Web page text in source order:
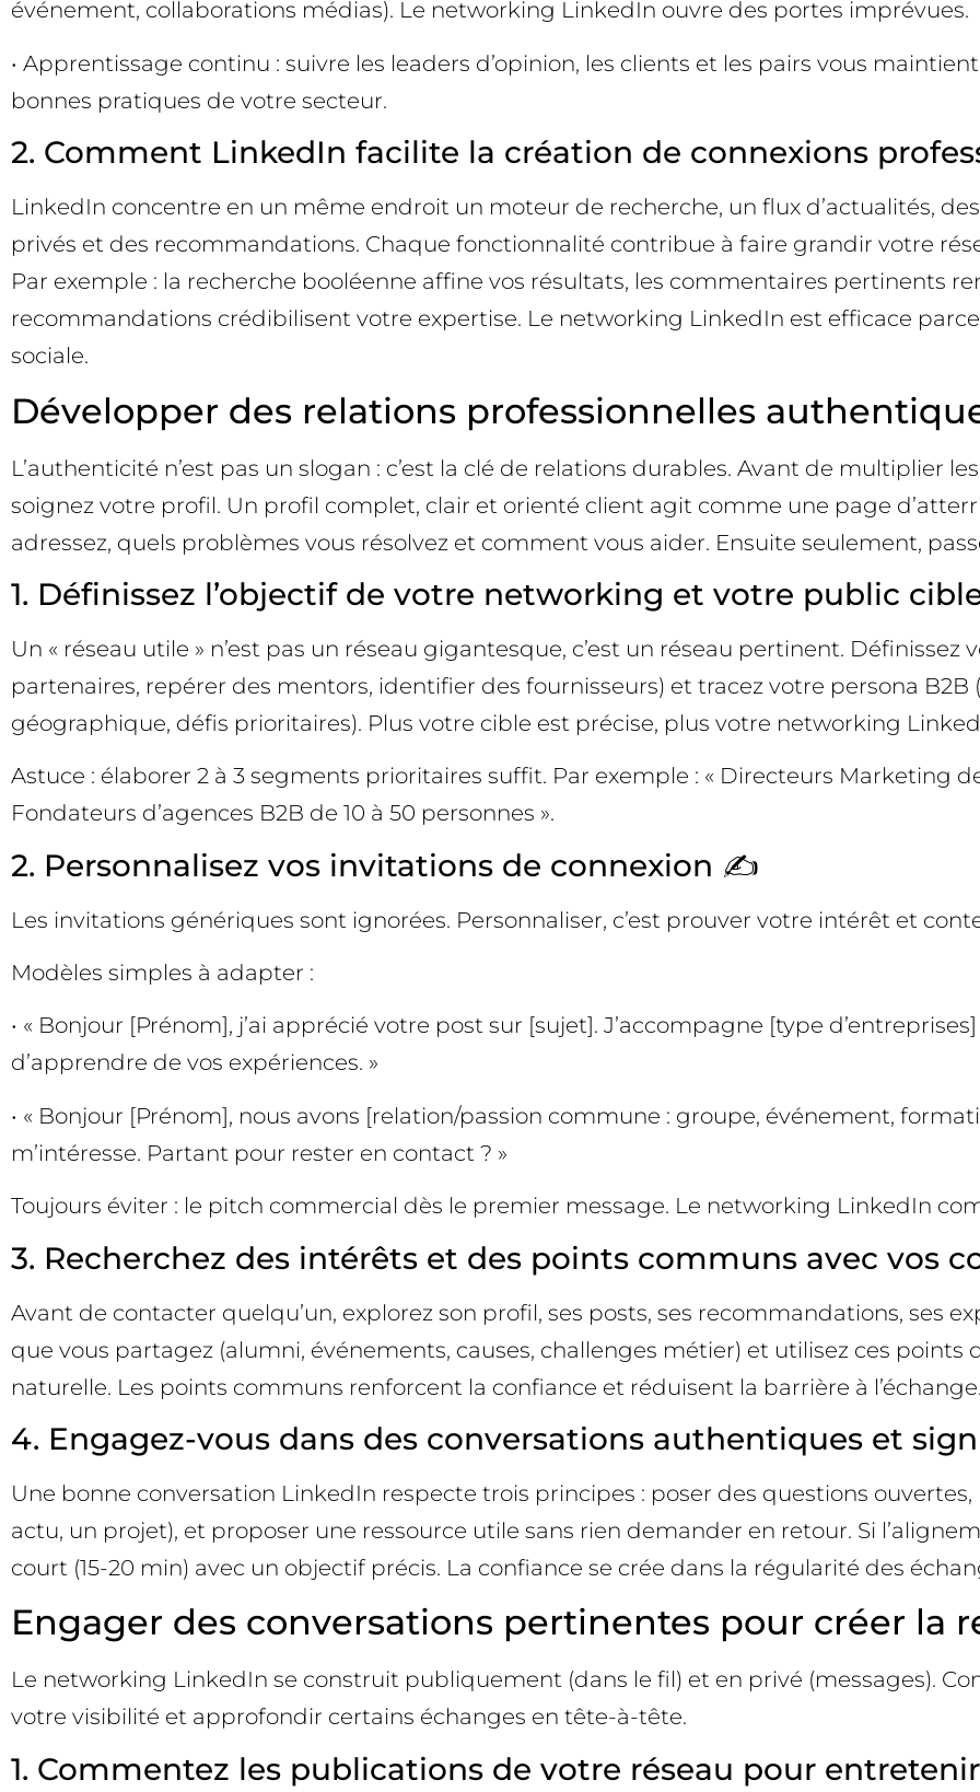
événement, collaborations médias). Le networking LinkedIn ouvre des portes imprévues.
• Apprentissage continu : suivre les leaders d’opinion, les clients et les pairs vous
bonnes pratiques de votre secteur.
2. Comment LinkedIn facilite la création de connexions
LinkedIn concentre en un même endroit un moteur de recherche, un flux d’actualités,
privés et des recommandations. Chaque fonctionnalité contribue à faire grandir votre
Par exemple : la recherche booléenne affine vos résultats, les commentaires pertinents
recommandations crédibilisent votre expertise. Le networking LinkedIn est efficace
sociale.
Développer des relations professionnelles
L’authenticité n’est pas un slogan : c’est la clé de relations durables. Avant de multiplier
soignez votre profil. Un profil complet, clair et orienté client agit comme une page
adressez, quels problèmes vous résolvez et comment vous aider. Ensuite seulement,
1. Définissez l’objectif de votre networking et votre public
Un « réseau utile » n’est pas un réseau gigantesque, c’est un réseau pertinent.
partenaires, repérer des mentors, identifier des fournisseurs) et tracez votre persona B2B
géographique, défis prioritaires). Plus votre cible est précise, plus votre networking
Astuce : élaborer 2 à 3 segments prioritaires suffit. Par exemple : « Directeurs Marketing
Fondateurs d’agences B2B de 10 à 50 personnes ».
2. Personnalisez vos invitations de connexion ✍️
Les invitations génériques sont ignorées. Personnaliser, c’est prouver votre intérêt et
Modèles simples à adapter :
• « Bonjour [Prénom], j’ai apprécié votre post sur [sujet]. J’accompagne [type
d’apprendre de vos expériences. »
• « Bonjour [Prénom], nous avons [relation/passion commune : groupe, événement,
m’intéresse. Partant pour rester en contact ? »
Toujours éviter : le pitch commercial dès le premier message. Le networking LinkedIn
3. Recherchez des intérêts et des points communs avec vos
Avant de contacter quelqu’un, explorez son profil, ses posts, ses recommandations, ses
que vous partagez (alumni, événements, causes, challenges métier) et utilisez ces points
naturelle. Les points communs renforcent la confiance et réduisent la barrière à
4. Engagez-vous dans des conversations authentiques et
Une bonne conversation LinkedIn respecte trois principes : poser des questions
actu, un projet), et proposer une ressource utile sans rien demander en retour. Si
court (15-20 min) avec un objectif précis. La confiance se crée dans la régularité des
Engager des conversations pertinentes pour créer la
Le networking LinkedIn se construit publiquement (dans le fil) et en privé (messages).
votre visibilité et approfondir certains échanges en tête-à-tête.
1. Commentez les publications de votre réseau pour